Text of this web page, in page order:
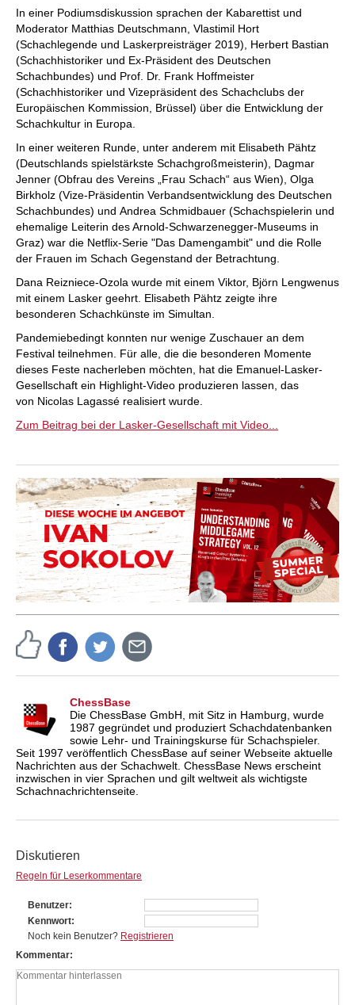
In einer Podiumsdiskussion sprachen der Kabarettist und
Moderator Matthias Deutschmann, Vlastimil Hort
(Schachlegende und Laskerpreisträger 2019), Herbert Bastian
(Schachhistoriker und Ex-Präsident des Deutschen
Schachbundes) und Prof. Dr. Frank Hoffmeister
(Schachhistoriker und Vizepräsident des Schachclubs der
Europäischen Kommission, Brüssel) über die Entwicklung der
Schachkultur in Europa.
In einer weiteren Runde, unter anderem mit Elisabeth Pähtz
(Deutschlands spielstärkste Schachgroßmeisterin), Dagmar
Jenner (Obfrau des Vereins „Frau Schach“ aus Wien), Olga
Birkholz (Vize-Präsidentin Verbandsentwicklung des Deutschen
Schachbundes) und Andrea Schmidbauer (Schachspielerin und
ehemalige Leiterin des Arnold-Schwarzenegger-Museums in
Graz) war die Netflix-Serie "Das Damengambit" und die Rolle
der Frauen im Schach Gegenstand der Betrachtung.
Dana Reizniece-Ozola wurde mit einem Viktor, Björn Lengwenus
mit einem Lasker geehrt. Elisabeth Pähtz zeigte ihre
besonderen Schachkünste im Simultan.
Pandemiebedingt konnten nur wenige Zuschauer an dem
Festival teilnehmen. Für alle, die die besonderen Momente
dieses Feste nacherleben möchten, hat die Emanuel-Lasker-
Gesellschaft ein Highlight-Video produzieren lassen, das
von Nicolas Lagassé realisiert wurde.
Zum Beitrag bei der Lasker-Gesellschaft mit Video...
ChessBase
Die ChessBase GmbH, mit Sitz in Hamburg, wurde
1987 gegründet und produziert Schachdatenbanken
sowie Lehr- und Trainingskurse für Schachspieler.
Seit 1997 veröffentlich ChessBase auf seiner Webseite aktuelle
Nachrichten aus der Schachwelt. ChessBase News erscheint
inzwischen in vier Sprachen und gilt weltweit als wichtigste
Schachnachrichtenseite.
Diskutieren
Regeln für Leserkommentare
Benutzer
Kennwort
Noch kein Benutzer? Registrieren
Kommentar